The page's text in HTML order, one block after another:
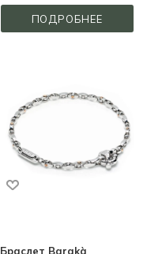
ПОДРОБНЕЕ
Браслет Barakà